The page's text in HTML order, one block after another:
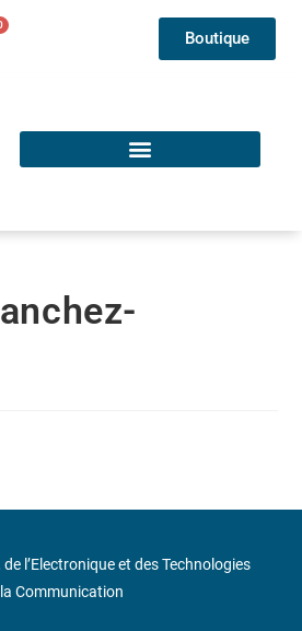
Boutique
de l’Electronique et des Technologies
Communication